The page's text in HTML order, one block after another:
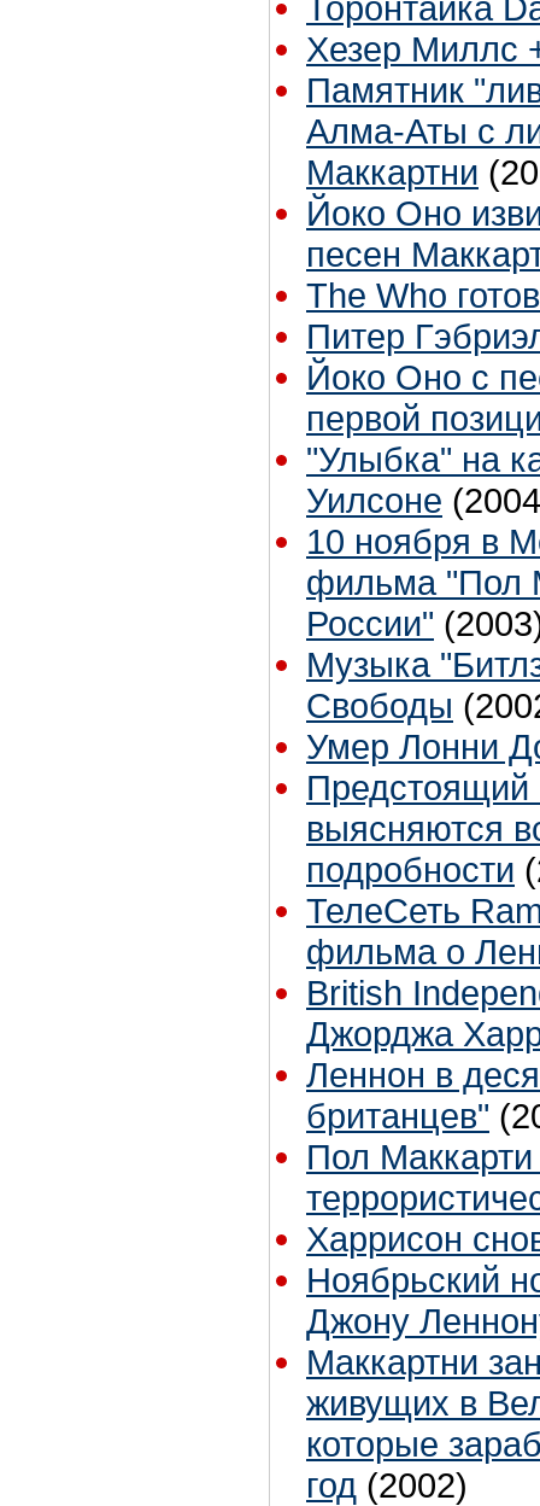
Хезер Миллс
Памятник
Алма-Аты с
Маккартни
Йоко Оно
песен
The Who
Питер
Йоко Оно с
первой
"Улыбка" на
Уилсоне
10 ноября в
фильма "Пол
России"
Музыка
Свободы
Умер Лонни
Предстоящий
выясняются
подробности
ТелеСеть
фильма о
British
Джорджа
Леннон в
британцев"
Пол
Харрисон
Ноябрьский
Джону
Маккартни
живущих в
которые
год (2002)